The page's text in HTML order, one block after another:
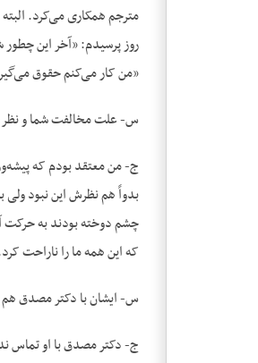
مترجم همکاری می‌کرد.
روز پرسیدم: «آخر این
«من کار می‌کنم حقوق
س- علت مخالفت شما و نظر
ج- من معتقد بودم که
بدواً هم نظرش این نبود ولی
چشم دوخته بودند به حرکت
که این همه ما را ناراحت
س- ایشان با دکتر مصدق هم
ج- دکتر مصدق با او تماس